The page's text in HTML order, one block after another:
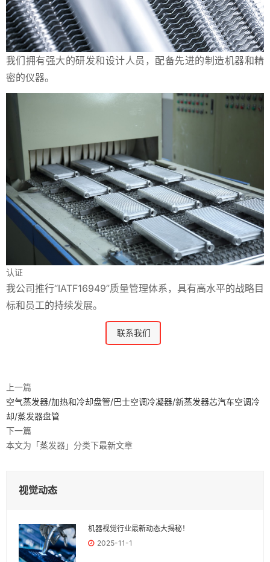
我们拥有强大的研发和设计人员，配备先进的制造机器和精
密的仪器。
认证
我公司推行“IATF16949”质量管理体系，具有高水平的战略目
标和员工的持续发展。
联系我们
上一篇
空气蒸发器/加热和冷却盘管/巴士空调冷凝器/新蒸发器芯汽车空调冷
却/蒸发器盘管
下一篇
本文为「蒸发器」分类下最新文章
视觉动态
机器视觉行业最新动态大揭秘！
2025-11-1